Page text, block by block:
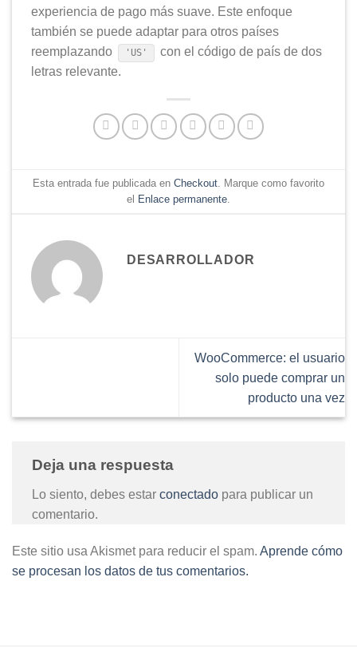
experiencia de pago más suave. Este enfoque
también se puede adaptar para otros países
reemplazando
'US'
con el código de país de dos
letras relevante.
Esta entrada fue publicada en Checkout . Marque como favorito
el Enlace permanente
DESARROLLADOR
WooCommerce: el usuario
solo puede comprar un
producto una vez
Deja una respuesta
Lo siento, debes estar conectado para publicar un
comentario.
Este sitio usa Akismet para reducir el spam. Aprende cómo
se procesan los datos de tus comentarios.